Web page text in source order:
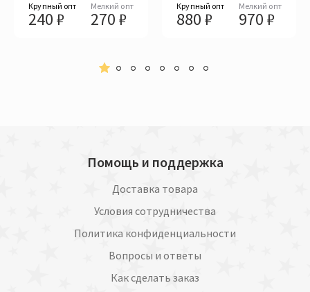
Крупный опт
240 ₽
Мелкий опт
270 ₽
Крупный опт
880 ₽
Мелкий опт
970 ₽
Помощь и поддержка
Доставка товара
Условия сотрудничества
Политика конфиденциальности
Вопросы и ответы
Как сделать заказ